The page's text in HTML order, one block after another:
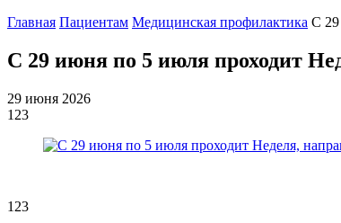
Главная Пациентам Медицинская профилактика С 29
С 29 июня по 5 июля проходит
29 июня 2026
123
123